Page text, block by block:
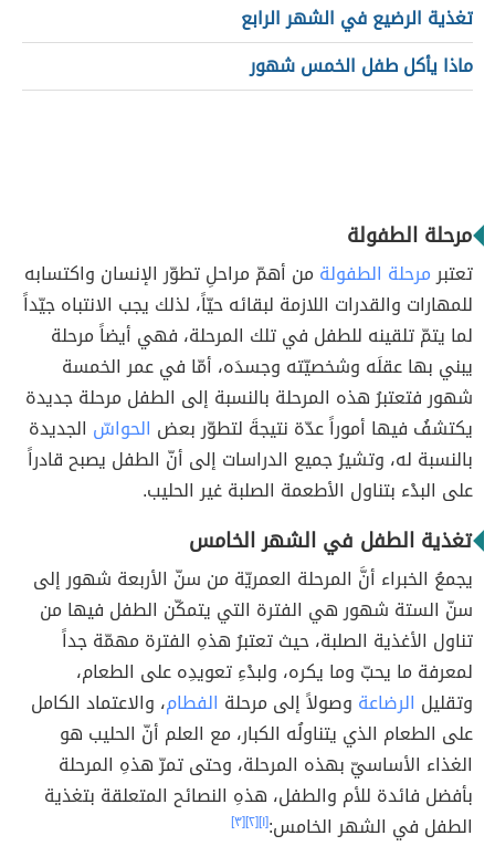
تغذية الرضيع في الشهر الرابع
ماذا يأكل طفل الخمس شهور
مرحلة الطفولة
تعتبرمرحلة الطفولة من أهمّ مراحلِ تطوّر الإنسان واكتسابه
للمهارات والقدرات اللازمة لبقائه حيّاً، لذلك يجب الانتباه جيّداً
لما يتمّ تلقينه للطفل في تلك المرحلة، فهي أيضاً مرحلة
يبني بها عقلَه وشخصيّته وجسدَه، أمّا في عمر الخمسة
شهور فتعتبرُ هذه المرحلة بالنسبة إلى الطفل مرحلة جديدة
يكتشفُ فيها أموراً عدّة نتيجةَ لتطوّر بعض الحواسّ الجديدة
بالنسبة له، وتشيرُ جميع الدراسات إلى أنّ الطفل يصبح قادراً
على البدْء بتناول الأطعمة الصلبة غير الحليب.
تغذية الطفل في الشهر الخامس
يجمعُ الخبراء أنَّ المرحلة العمريّة من سنّ الأربعة شهور إلى
سنّ الستة شهور هي الفترة التي يتمكّن الطفل فيها من
تناول الأغذية الصلبة، حيث تعتبرُ هذهِ الفترة مهمّة جداً
لمعرفة ما يحبّ وما يكره، ولبدْءِ تعويدِه على الطعام،
وتقليل الرضاعة وصولاً إلى مرحلة الفطام، والاعتماد الكامل
على الطعام الذي يتناولُه الكبار، مع العلم أنّ الحليب هو
الغذاء الأساسيّ بهذه المرحلة، وحتى تمرّ هذهِ المرحلة
بأفضل فائدة للأم والطفل، هذهِ النصائح المتعلقة بتغذية
الطفل في الشهر الخامس:[١] [٢] [٣]